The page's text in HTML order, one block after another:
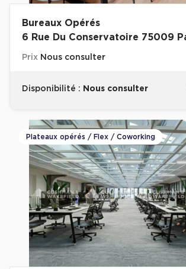
Bureaux Opérés
6 Rue Du Conservatoire 75009
Prix Nous consulter
Disponibilité : Nous consulter
Plateaux opérés / Flex / Coworking